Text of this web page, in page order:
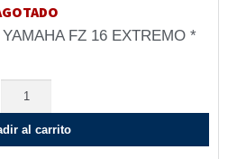
FZ 16 EXTREMO *
al carrito